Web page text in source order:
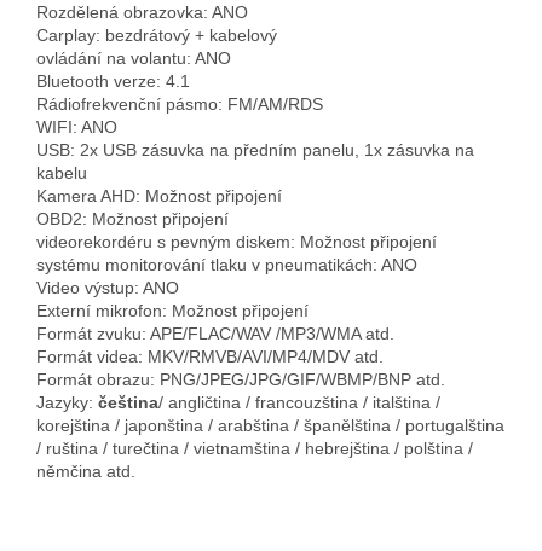
Rozdělená obrazovka: ANO
Carplay: bezdrátový + kabelový
ovládání na volantu: ANO
Bluetooth verze: 4.1
Rádiofrekvenční pásmo: FM/AM/RDS
WIFI: ANO
USB: 2x USB zásuvka na předním panelu, 1x zásuvka na
kabelu
Kamera AHD: Možnost připojení
OBD2: Možnost připojení
videorekordéru s pevným diskem: Možnost připojení
systému monitorování tlaku v pneumatikách: ANO
Video výstup: ANO
Externí mikrofon: Možnost připojení
Formát zvuku: APE/FLAC/WAV /MP3/WMA atd.
Formát videa: MKV/RMVB/AVI/MP4/MDV atd.
Formát obrazu: PNG/JPEG/JPG/GIF/WBMP/BNP atd.
Jazyky: čeština/ angličtina / francouzština / italština /
korejština / japonština / arabština / španělština / portugalština
/ ruština / turečtina / vietnamština / hebrejština / polština /
němčina atd.